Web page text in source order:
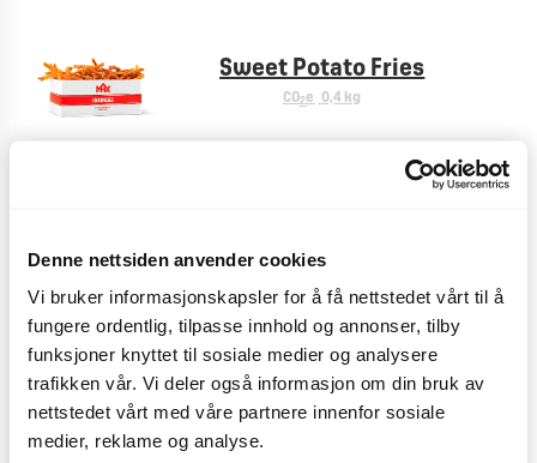
Denne nettsiden anvender cookies
Vi bruker informasjonskapsler for å få nettstedet vårt til å
fungere ordentlig, tilpasse innhold og annonser, tilby
funksjoner knyttet til sosiale medier og analysere
trafikken vår. Vi deler også informasjon om din bruk av
nettstedet vårt med våre partnere innenfor sosiale
medier, reklame og analyse.
Sweet Potato Fries
CO2e 0,4 kg
Plussmeny